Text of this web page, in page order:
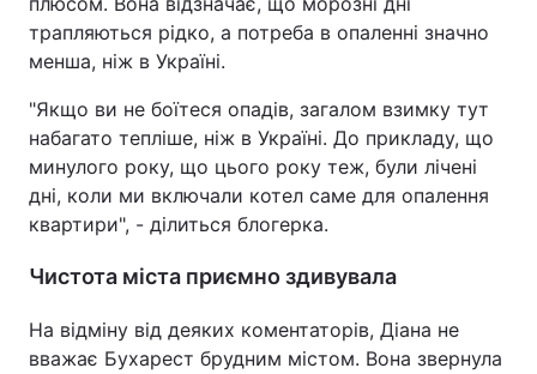
трапляються рідко, а потреба в опаленні значно
менша, ніж в Україні.
"Якщо ви не боїтеся опадів, загалом взимку тут
набагато тепліше, ніж в Україні. До прикладу, що
минулого року, що цього року теж, були лічені
дні, коли ми включали котел саме для опалення
квартири", - ділиться блогерка.
Чистота міста приємно здивувала
На відміну від деяких коментаторів, Діана не
вважає Бухарест брудним містом. Вона звернула